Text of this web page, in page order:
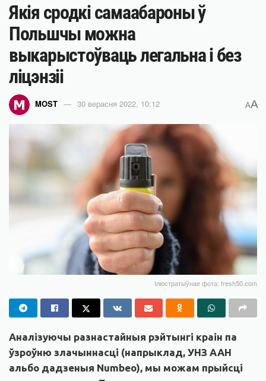
Якія сродкі самаабароны ў
Польшчы можна
выкарыстоўваць легальна і без
ліцэнзіі
MOST 30 верасня 2022, 10:12 AA
Ілюстратыўнае фота: fresh50.com
Аналізуючы разнастайныя рэйтынгі краін па
ўзроўню злачыннасці (напрыклад, УНЗ ААН
альбо дадзеныя Numbeo), мы можам прыйсці